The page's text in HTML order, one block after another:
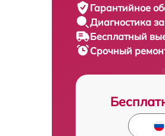
Гарантийное
Диагностика
Бесплатный
Срочный